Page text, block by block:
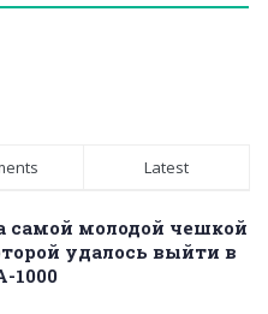
Latest
самой молодой чешкой
удалось выйти в
1000